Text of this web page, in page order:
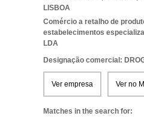
LISBOA
Comércio a retalho de
estabelecimentos
LDA
Designação comercial:
Ver empresa Ver no
Matches in the search for: